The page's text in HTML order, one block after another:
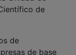
de
de
de base